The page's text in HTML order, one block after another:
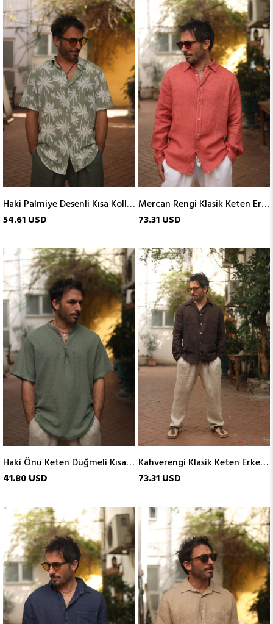
Haki Palmiye Desenli Kısa Kollu Erkek Keten Gömlek
54.61 USD
Mercan Rengi Klasik Keten Erkek Gömlek
73.31 USD
Haki Önü Keten Düğmeli Kısa Kollu Erkek Henley
41.80 USD
Kahverengi Klasik Keten Erkek Gömlek
73.31 USD